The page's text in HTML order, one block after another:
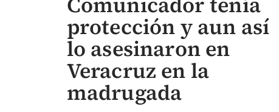
protección y aun así
lo asesinaron en
Veracruz en la
madrugada